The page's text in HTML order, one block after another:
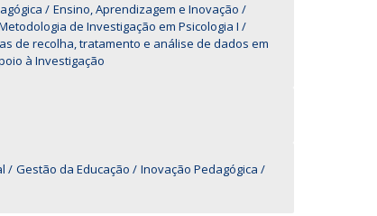
Ensino, Aprendizagem e Inovação
de Investigação em Psicologia I
de recolha, tratamento e análise de dados em
à Investigação
Gestão da Educação
Inovação Pedagógica